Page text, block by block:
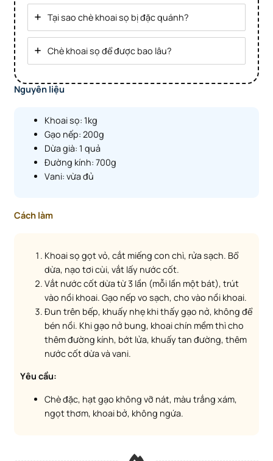
Tại sao chè khoai sọ bị đặc quánh?
Chè khoai sọ để được bao lâu?
Nguyên liệu
Khoai sọ: 1kg
Gạo nếp: 200g
Dừa già: 1 quả
Đường kính: 700g
Vani: vừa đủ
Cách làm
Khoai sọ gọt vỏ, cắt miếng con chì, rửa sạch. Bổ
dừa, nạo tơi cùi, vắt lấy nước cốt.
Vắt nước cốt dừa từ 3 lần (mỗi lần một bát), trút
vào nồi khoai. Gạo nếp vo sạch, cho vào nồi khoai.
Đun trên bếp, khuấy nhẹ khi thấy gạo nở, không để
bén nồi. Khi gạo nở bung, khoai chín mềm thì cho
thêm đường kính, bớt lửa, khuấy tan đường, thêm
nước cốt dừa và vani.
Yêu cầu:
Chè đặc, hạt gạo không vỡ nát, màu trắng xám,
ngọt thơm, khoai bở, không ngứa.